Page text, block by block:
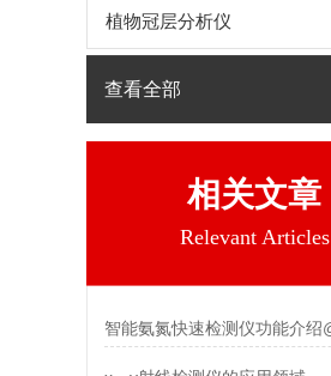
植物冠层分析仪
查看全部
相关文章
Relevant Articles